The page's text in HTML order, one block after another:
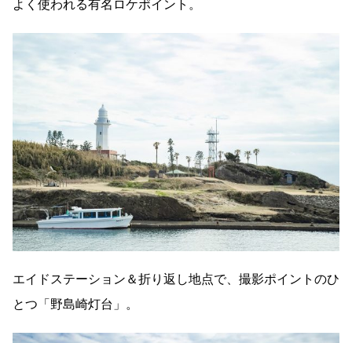
よく使われる有名ロケポイント。
エイドステーション＆折り返し地点で、撮影ポイントのひ
とつ「野島崎灯台」。